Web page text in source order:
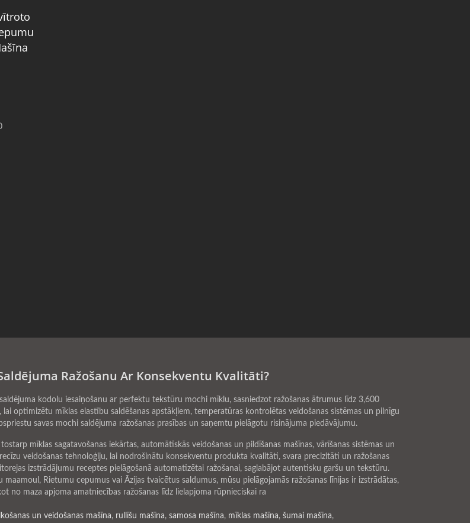
Ražošanu Ar Konsekventu Kvalitāti?
kodolu iesaiņošanu ar perfektu tekstūru mochi mīklu, sasniedzot ražošanas ātrumus līdz 3,600
optimizētu mīklas elastību saldēšanas apstākļiem, temperatūras kontrolētas veidošanas sistēmas un pilnīgu
savas mochi saldējuma ražošanas prasības un saņemtu pielāgotu risinājuma piedāvājumu.
mīklas sagatavošanas iekārtas, automātiskās veidošanas un pildīšanas mašīnas, vārīšanas sistēmas un
veidošanas tehnoloģiju, lai nodrošinātu konsekventu produkta kvalitāti, svara precizitāti un ražošanas
izstrādājumu receptes pielāgošanā automatizētai ražošanai, saglabājot autentisku garšu un tekstūru.
Rietumu cepumus vai Āzijas tvaicētus saldumus, mūsu pielāgojamās ražošanas līnijas ir izstrādātas,
no maza apjoma amatniecības ražošanas līdz lielapjoma rūpnieciskai ra
un veidošanas mašīna, rullīšu mašīna, samosa mašīna, mīklas mašīna, šumai mašīna,